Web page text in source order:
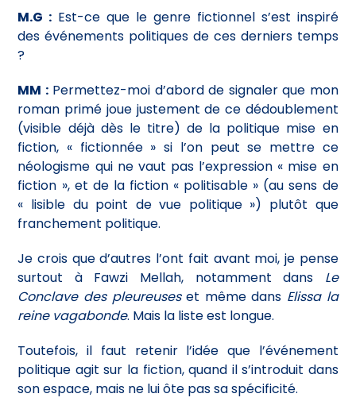
M.G : Est-ce que le genre fictionnel s’est inspiré
des événements politiques de ces derniers temps
?
MM :Permettez-moi d’abord de signaler que mon
roman primé joue justement de ce dédoublement
(visible déjà dès le titre) de la politique mise en
fiction, « fictionnée » si l’on peut se mettre ce
néologisme qui ne vaut pas l’expression « mise en
fiction », et de la fiction « politisable » (au sens de
« lisible du point de vue politique ») plutôt que
franchement politique.
Je crois que d’autres l’ont fait avant moi, je pense
surtout à Fawzi Mellah, notamment dans Le
Conclave des pleureuseset même dans Elissa la
reine vagabonde. Mais la liste est longue.
Toutefois, il faut retenir l’idée que l’événement
politique agit sur la fiction, quand il s’introduit dans
son espace, mais ne lui ôte pas sa spécificité.